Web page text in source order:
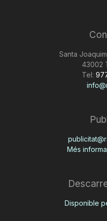
Santa
43002
Tel:
Més
Disponible